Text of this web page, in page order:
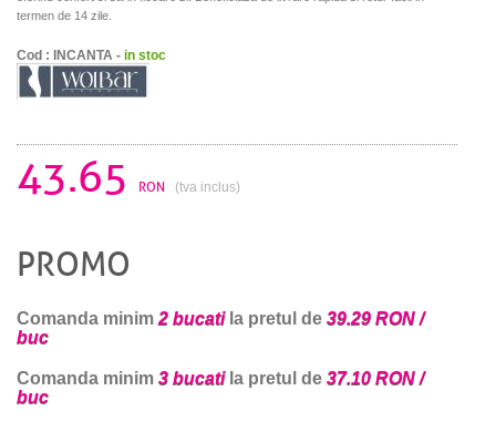
termen de 14 zile.
Cod : INCANTA - in stoc
43.65 RON (tva inclus)
PROMO
Comanda minim 2 bucatila pretul de 39.29 RON /
buc
Comanda minim 3 bucatila pretul de 37.10 RON /
buc